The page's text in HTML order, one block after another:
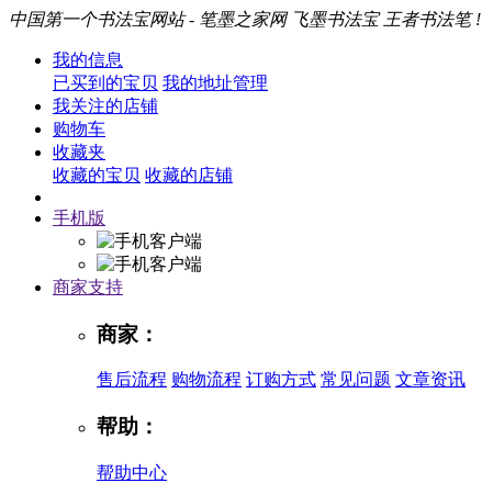
中国第一个书法宝网站 - 笔墨之家网 飞墨书法宝 王者书法笔 !
我的信息
已买到的宝贝 我的地址管理
我关注的店铺
购物车
收藏夹
收藏的宝贝 收藏的店铺
手机版
商家支持
商家：
售后流程 购物流程 订购方式 常见问题 文章资讯
帮助：
帮助中心